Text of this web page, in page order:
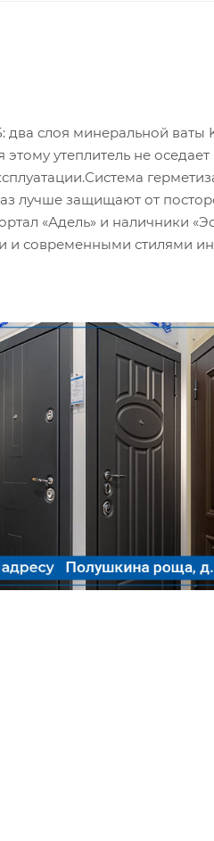
слоя минеральной ваты
утеплитель не оседает
лучше защищают от
«Адель» и наличники
и современными стилями